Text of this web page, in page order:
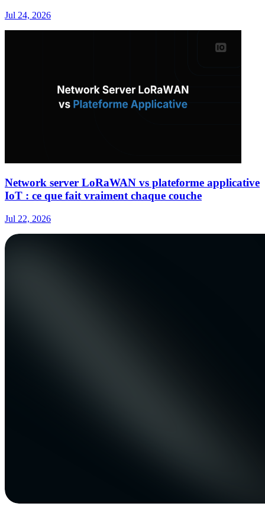
Jul 24, 2026
Network server LoRaWAN vs plateforme applicative
IoT : ce que fait vraiment chaque couche
Jul 22, 2026